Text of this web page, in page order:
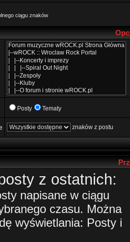
ciągu znaków
Posty Tematy
znaków z postu
z ostatnich:
napisane w ciągu
czasu. Można
wyświetlania: Posty i